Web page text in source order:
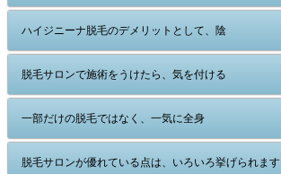
ハイジニーナ脱毛のデメリットとして、陰
脱毛サロンで施術をうけたら、気を付ける
一部だけの脱毛ではなく、一気に全身
脱毛サロンが優れている点は、いろいろ挙げられます